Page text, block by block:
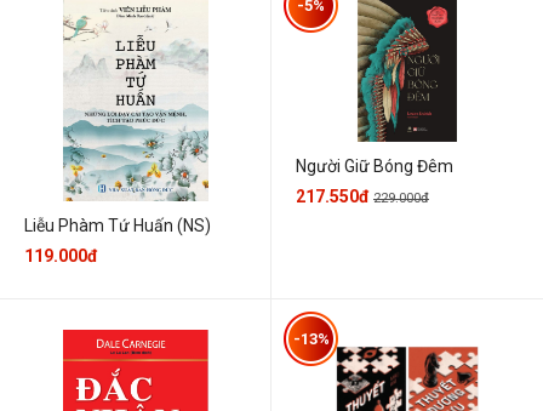
Liễu Phàm Tứ Huấn (NS)
119.000đ
Người Giữ Bóng Đêm
-5%
217.550đ 229.000đ
-13%